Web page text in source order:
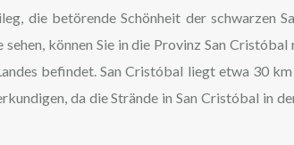
die betörende Schönheit der schwarzen
sehen, können Sie in die Provinz San
befindet. San Cristóbal liegt etwa 30
da die Strände in San Cristóbal in